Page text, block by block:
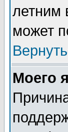
летним
может
Моего